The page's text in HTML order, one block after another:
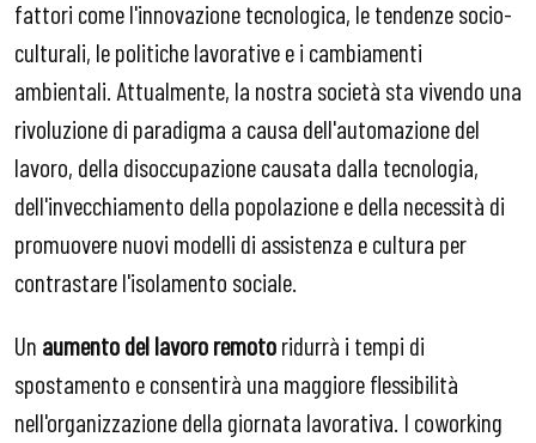
fattori come l'innovazione tecnologica, le tendenze socio-
culturali, le politiche lavorative e i cambiamenti
ambientali. Attualmente, la nostra società sta vivendo una
rivoluzione di paradigma a causa dell'automazione del
lavoro, della disoccupazione causata dalla tecnologia,
dell'invecchiamento della popolazione e della necessità di
promuovere nuovi modelli di assistenza e cultura per
contrastare l'isolamento sociale.
Un aumento del lavoro remotoridurrà i tempi di
spostamento e consentirà una maggiore flessibilità
nell'organizzazione della giornata lavorativa. I coworking